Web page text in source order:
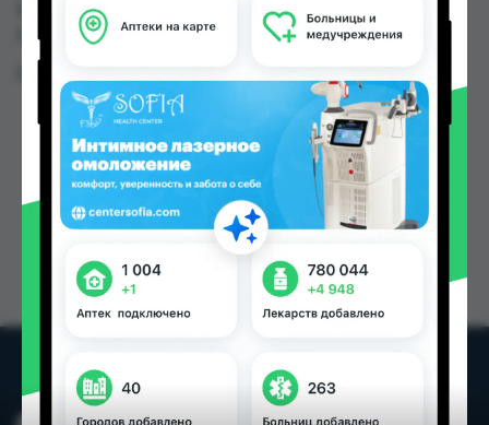
106.00 TJS в Душанбе и других городах
Таджикистана